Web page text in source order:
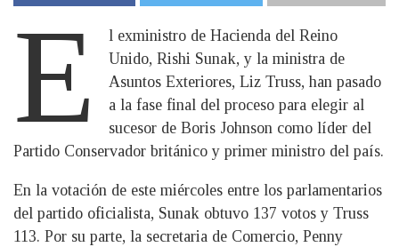
E
l exministro de Hacienda del Reino
Unido, Rishi Sunak, y la ministra de
Asuntos Exteriores, Liz Truss, han pasado
a la fase final del proceso para elegir al
sucesor de Boris Johnson como líder del
Partido Conservador británico y primer ministro del país.
En la votación de este miércoles entre los parlamentarios
del partido oficialista, Sunak obtuvo 137 votos y Truss
113. Por su parte, la secretaria de Comercio, Penny